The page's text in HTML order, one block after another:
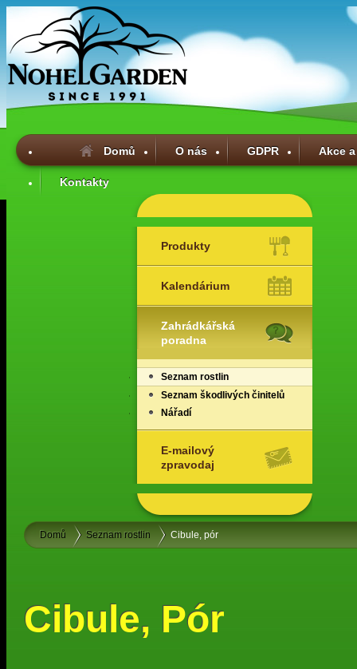
Domů O nás GDPR Akce
Kontakty
Produkty
Kalendárium
Zahrádkářská
poradna
Seznam rostlin
Seznam škodlivých činitelů
Nářadí
E-mailový
zpravodaj
Domů Seznam rostlin Cibule, pór
Cibule, Pór